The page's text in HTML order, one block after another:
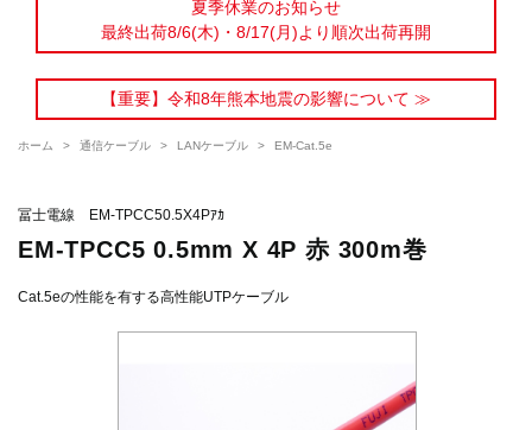
夏季休業のお知らせ
最終出荷8/6(木)・8/17(月)より順次出荷再開
【重要】令和8年熊本地震の影響について ≫
ホーム > 通信ケーブル > LANケーブル > EM-Cat.5e
冨士電線 EM-TPCC50.5X4Pｱｶ
EM-TPCC5 0.5mm X 4P 赤 300m巻
Cat.5eの性能を有する高性能UTPケーブル